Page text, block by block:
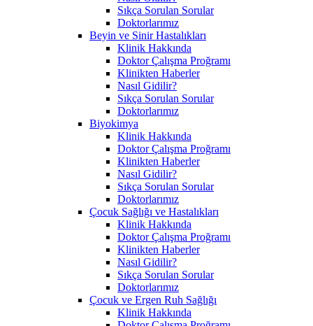
Sıkça Sorulan Sorular
Doktorlarımız
Beyin ve Sinir Hastalıkları
Klinik Hakkında
Doktor Çalışma Proğramı
Klinikten Haberler
Nasıl Gidilir?
Sıkça Sorulan Sorular
Doktorlarımız
Biyokimya
Klinik Hakkında
Doktor Çalışma Proğramı
Klinikten Haberler
Nasıl Gidilir?
Sıkça Sorulan Sorular
Doktorlarımız
Çocuk Sağlığı ve Hastalıkları
Klinik Hakkında
Doktor Çalışma Proğramı
Klinikten Haberler
Nasıl Gidilir?
Sıkça Sorulan Sorular
Doktorlarımız
Çocuk ve Ergen Ruh Sağlığı
Klinik Hakkında